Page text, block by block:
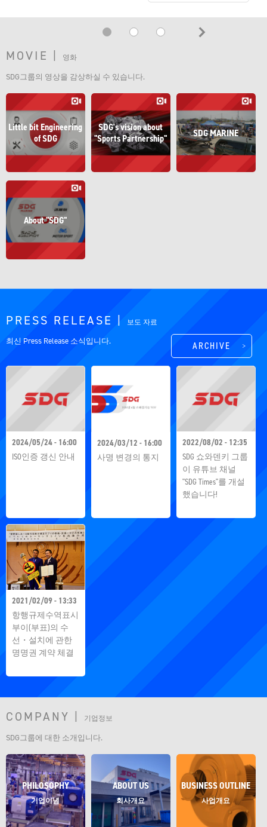
MOVIE | 영화
SDG그룹의 영상을 감상하실 수 있습니다.
Little bit Engineering
of SDG
SDG's vision about
"Sports Partnership"
SDG MARINE
About "SDG"
PRESS RELEASE | 보도 자료
최신 Press Release 소식입니다. ARCHIVE
2024/05/24 - 16:00
ISO인증 갱신 안내
2024/03/12 - 16:00
사명 변경의 통지
2022/08/02 - 12:35
SDG 쇼와덴키 그룹
이 유튜브 채널
"SDG Times"를 개설
했습니다!
2021/02/09 - 13:33
항행규제수역표시
부이(부표)의 수
선・설치에 관한
명명권 계약 체결
COMPANY | 기업정보
SDG그룹에 대한 소개입니다.
PHILOSOPHY
기업이념
ABOUT US
회사개요
BUSINESS OUTLINE
사업개요